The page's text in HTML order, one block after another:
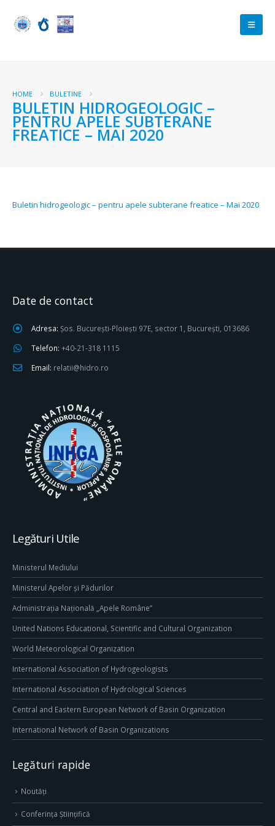
HOME BULETINE
BULETIN HIDROGEOLOGIC –
PENTRU APELE SUBTERANE
FREATICE – MAI 2020
Buletin hidrogeologic – pentru apele subterane freatice – Mai 2020
Date de contact
Adresa: Șos. București-Ploiești 97E, sector 1, București, 013686
Telefon: +40-21-318 1115
Email: relatii@hidro.ro
Legături Utile
Ministerul Mediului
Ministerul Apelor și Pădurilor
Administrația Națională „Apele Române”
United Nations Educational, Scientific and Cultural Organization
World Meteorological Organization
International Association of Hydrogeologists
International Association of Hydrological Sciences
Central and Eastern European Network of Basin Organization
International Network of Basin Organizations
Legături rapide
Noutăți
Conferința Științifică